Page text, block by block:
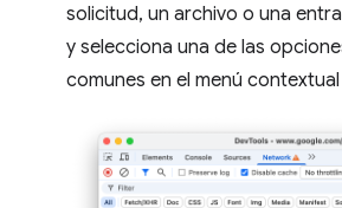
solicitud, un archivo o una
y selecciona una de las
comunes en el menú contextual